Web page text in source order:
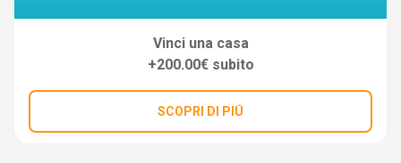
Vinci una casa
+200.00€ subito
SCOPRI DI PIÚ